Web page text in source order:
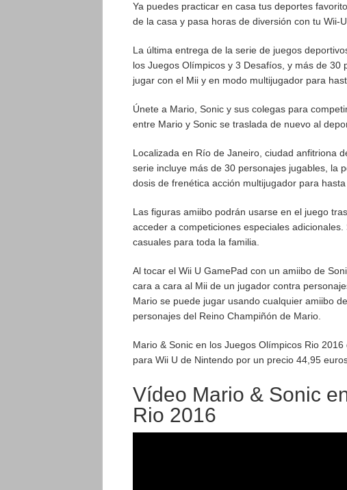
Ya puedes practicar en casa tus deportes
de la casa y pasa horas de diversión con tu Wii-
La última entrega de la serie de juegos
los Juegos Olímpicos y 3 Desafíos, y más de
jugar con el Mii y en modo multijugador para
Únete a Mario, Sonic y sus colegas para
entre Mario y Sonic se traslada de nuevo al
Localizada en Río de Janeiro, ciudad anfitriona
serie incluye más de 30 personajes jugables, la
dosis de frenética acción multijugador para
Las figuras amiibo podrán usarse en el juego
acceder a competiciones especiales
casuales para toda la familia.
Al tocar el Wii U GamePad con un amiibo de
cara a cara al Mii de un jugador contra
Mario se puede jugar usando cualquier amiibo
personajes del Reino Champiñón de Mario.
Mario & Sonic en los Juegos Olímpicos Rio
para Wii U de Nintendo por un precio 44,95
Vídeo Mario & Sonic
Rio 2016